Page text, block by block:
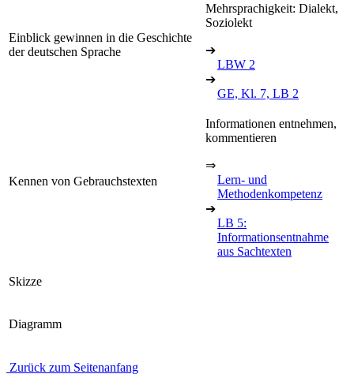
Einblick gewinnen in die Geschichte
der deutschen Sprache
Mehrsprachigkeit: Dialekt,
Soziolekt
➔
LBW 2
➔
GE, Kl. 7, LB 2
Kennen von Gebrauchstexten
Informationen entnehmen,
kommentieren
⇒
Lern- und
Methodenkompetenz
➔
LB 5:
Informationsentnahme
aus Sachtexten
Skizze
Diagramm
Zurück zum Seitenanfang